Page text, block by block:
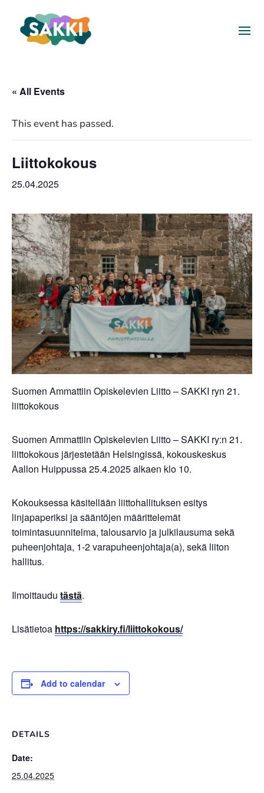
« All Events
This event has passed.
Liittokokous
25.04.2025
Suomen Ammattiin Opiskelevien Liitto – SAKKI ryn 21.
liittokokous
Suomen Ammattiin Opiskelevien Liitto – SAKKI ry:n 21.
liittokokous järjestetään Helsingissä, kokouskeskus
Aallon Huippussa 25.4.2025 alkaen klo 10.
Kokouksessa käsitellään liittohallituksen esitys
linjapaperiksi ja sääntöjen määrittelemät
toimintasuunnitelma, talousarvio ja julkilausuma sekä
puheenjohtaja, 1-2 varapuheenjohtaja(a), sekä liiton
hallitus.
Ilmoittaudu tästä.
Lisätietoa https://sakkiry.fi/liittokokous/
Add to calendar
DETAILS
Date:
25.04.2025